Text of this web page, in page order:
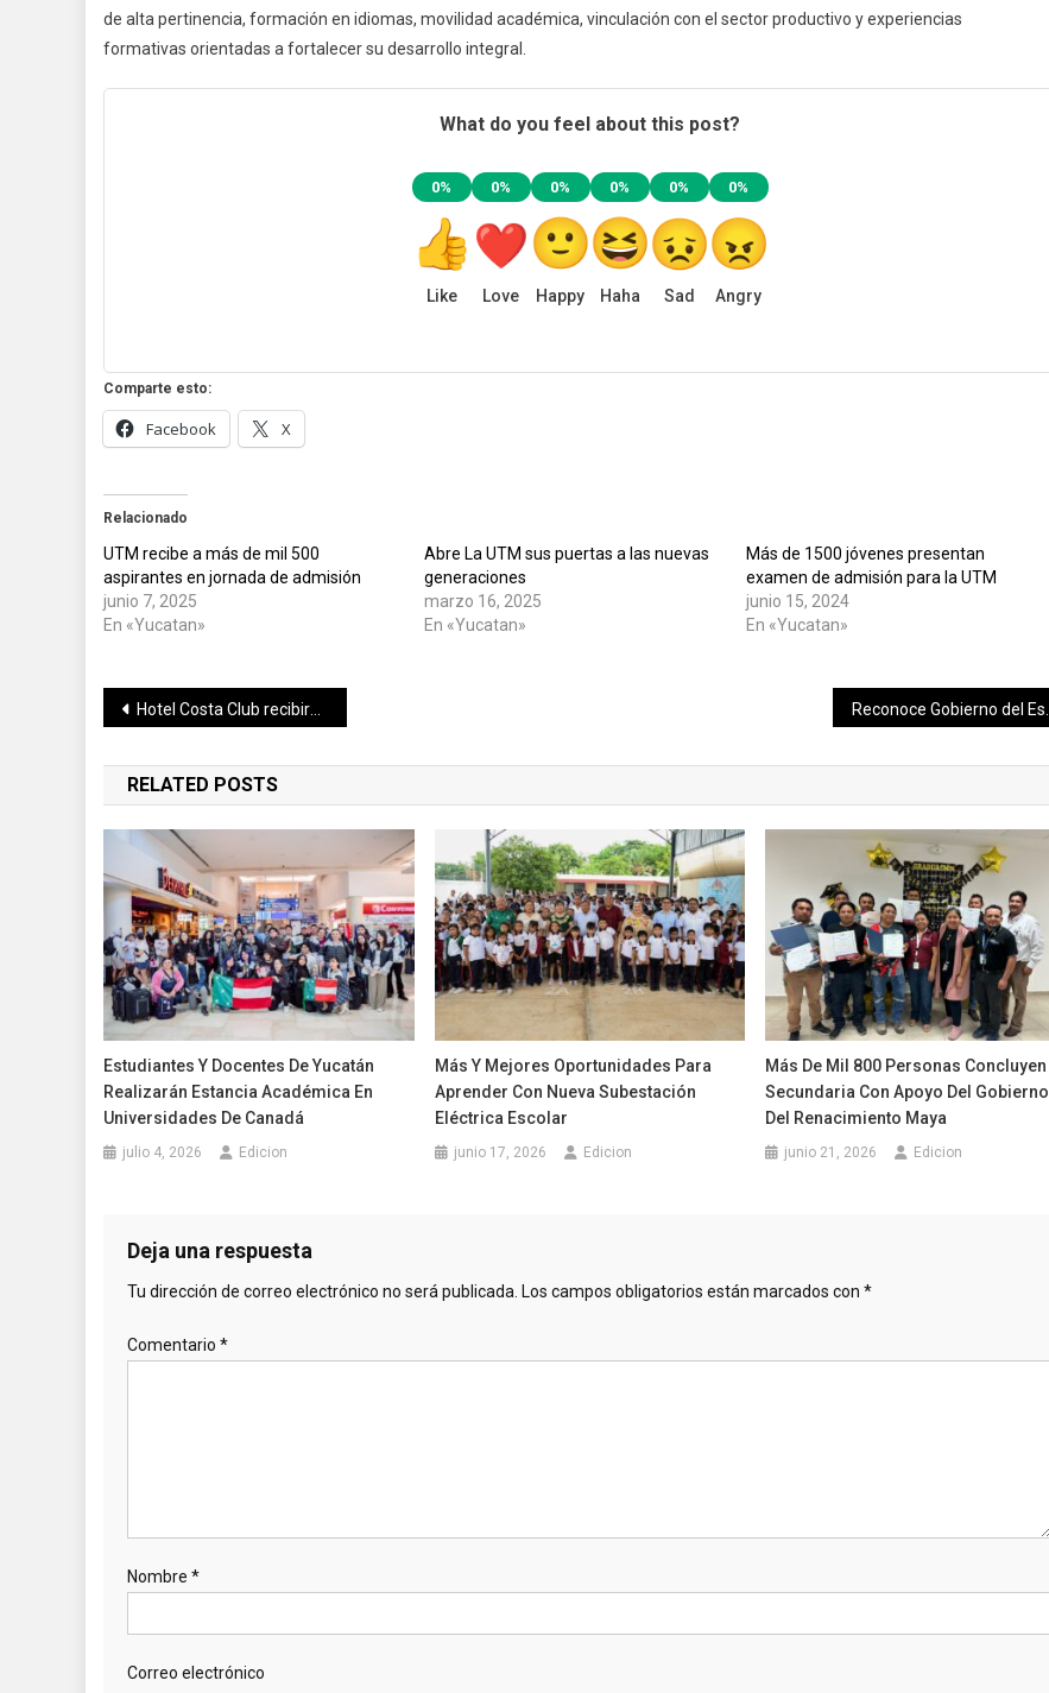
de alta pertinencia, formación en idiomas, movilidad académica, vinculación con el sector productivo y experiencias
formativas orientadas a fortalecer su desarrollo integral.
What do you feel about this post?
0%
Like
0%
Love
0%
Happy
0%
Haha
0%
Sad
0%
Angry
Comparte esto:
Facebook X
Relacionado
UTM recibe a más de mil 500
aspirantes en jornada de admisión
junio 7, 2025
En «Yucatan»
Abre La UTM sus puertas a las nuevas
generaciones
marzo 16, 2025
En «Yucatan»
Más de 1500 jóvenes presentan
examen de admisión para la UTM
junio 15, 2024
En «Yucatan»
Navegación
de
entradas
Hotel Costa Club recibirá a más de 3,200 derechohabientes este verano
RELATED POSTS
Estudiantes Y Docentes De Yucatán
Realizarán Estancia Académica En
Universidades De Canadá
julio 4, 2026 Edicion
Más Y Mejores Oportunidades Para
Aprender Con Nueva Subestación
Eléctrica Escolar
junio 17, 2026 Edicion
Más De Mil 800 Personas Concluyen
Secundaria Con Apoyo Del Gobierno
Del Renacimiento Maya
junio 21, 2026 Edicion
Deja una respuesta
Tu dirección de correo electrónico no será publicada. Los campos obligatorios están marcados con *
Comentario *
Nombre *
Correo electrónico